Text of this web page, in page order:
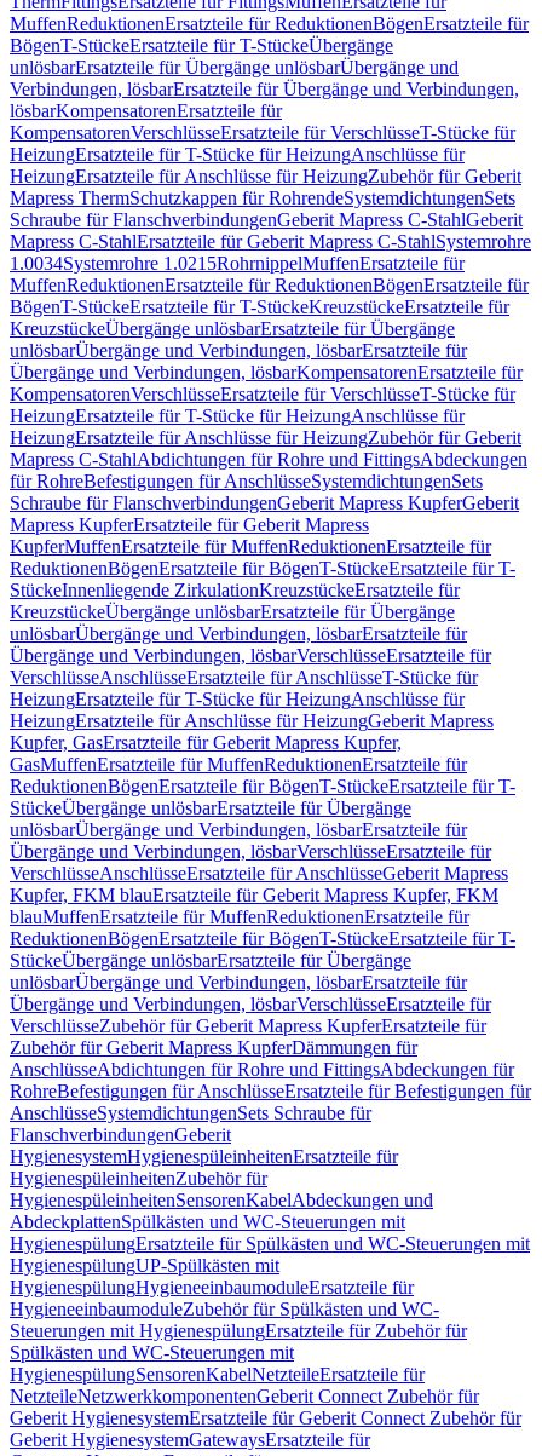
MuffenReduktionenErsatzteile für ReduktionenBögenErsatzteile für
BögenT-StückeErsatzteile für T-StückeÜbergänge
unlösbarErsatzteile für Übergänge unlösbarÜbergänge und
Verbindungen, lösbarErsatzteile für Übergänge und Verbindungen,
lösbarKompensatorenErsatzteile für
KompensatorenVerschlüsseErsatzteile für VerschlüsseT-Stücke für
HeizungErsatzteile für T-Stücke für HeizungAnschlüsse für
HeizungErsatzteile für Anschlüsse für HeizungZubehör für Geberit
Mapress ThermSchutzkappen für RohrendeSystemdichtungenSets
Schraube für FlanschverbindungenGeberit Mapress C-StahlGeberit
Mapress C-StahlErsatzteile für Geberit Mapress C-StahlSystemrohre
1.0034Systemrohre 1.0215RohrnippelMuffenErsatzteile für
MuffenReduktionenErsatzteile für ReduktionenBögenErsatzteile für
BögenT-StückeErsatzteile für T-StückeKreuzstückeErsatzteile für
KreuzstückeÜbergänge unlösbarErsatzteile für Übergänge
unlösbarÜbergänge und Verbindungen, lösbarErsatzteile für
Übergänge und Verbindungen, lösbarKompensatorenErsatzteile für
KompensatorenVerschlüsseErsatzteile für VerschlüsseT-Stücke für
HeizungErsatzteile für T-Stücke für HeizungAnschlüsse für
HeizungErsatzteile für Anschlüsse für HeizungZubehör für Geberit
Mapress C-StahlAbdichtungen für Rohre und FittingsAbdeckungen
für RohreBefestigungen für AnschlüsseSystemdichtungenSets
Schraube für FlanschverbindungenGeberit Mapress KupferGeberit
Mapress KupferErsatzteile für Geberit Mapress
KupferMuffenErsatzteile für MuffenReduktionenErsatzteile für
ReduktionenBögenErsatzteile für BögenT-StückeErsatzteile für T-
StückeInnenliegende ZirkulationKreuzstückeErsatzteile für
KreuzstückeÜbergänge unlösbarErsatzteile für Übergänge
unlösbarÜbergänge und Verbindungen, lösbarErsatzteile für
Übergänge und Verbindungen, lösbarVerschlüsseErsatzteile für
VerschlüsseAnschlüsseErsatzteile für AnschlüsseT-Stücke für
HeizungErsatzteile für T-Stücke für HeizungAnschlüsse für
HeizungErsatzteile für Anschlüsse für HeizungGeberit Mapress
Kupfer, GasErsatzteile für Geberit Mapress Kupfer,
GasMuffenErsatzteile für MuffenReduktionenErsatzteile für
ReduktionenBögenErsatzteile für BögenT-StückeErsatzteile für T-
StückeÜbergänge unlösbarErsatzteile für Übergänge
unlösbarÜbergänge und Verbindungen, lösbarErsatzteile für
Übergänge und Verbindungen, lösbarVerschlüsseErsatzteile für
VerschlüsseAnschlüsseErsatzteile für AnschlüsseGeberit Mapress
Kupfer, FKM blauErsatzteile für Geberit Mapress Kupfer, FKM
blauMuffenErsatzteile für MuffenReduktionenErsatzteile für
ReduktionenBögenErsatzteile für BögenT-StückeErsatzteile für T-
StückeÜbergänge unlösbarErsatzteile für Übergänge
unlösbarÜbergänge und Verbindungen, lösbarErsatzteile für
Übergänge und Verbindungen, lösbarVerschlüsseErsatzteile für
VerschlüsseZubehör für Geberit Mapress KupferErsatzteile für
Zubehör für Geberit Mapress KupferDämmungen für
AnschlüsseAbdichtungen für Rohre und FittingsAbdeckungen für
RohreBefestigungen für AnschlüsseErsatzteile für Befestigungen für
AnschlüsseSystemdichtungenSets Schraube für
FlanschverbindungenGeberit
HygienesystemHygienespüleinheitenErsatzteile für
HygienespüleinheitenZubehör für
HygienespüleinheitenSensorenKabelAbdeckungen und
AbdeckplattenSpülkästen und WC-Steuerungen mit
HygienespülungErsatzteile für Spülkästen und WC-Steuerungen mit
HygienespülungUP-Spülkästen mit
HygienespülungHygieneeinbaumoduleErsatzteile für
HygieneeinbaumoduleZubehör für Spülkästen und WC-
Steuerungen mit HygienespülungErsatzteile für Zubehör für
Spülkästen und WC-Steuerungen mit
HygienespülungSensorenKabelNetzteileErsatzteile für
NetzteileNetzwerkkomponentenGeberit Connect Zubehör für
Geberit HygienesystemErsatzteile für Geberit Connect Zubehör für
Geberit HygienesystemGatewaysErsatzteile für